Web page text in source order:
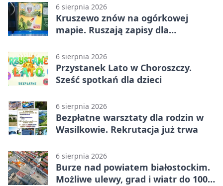
6 sierpnia 2026
Kruszewo znów na ogórkowej
mapie. Ruszają zapisy dla
6 sierpnia 2026
Przystanek Lato w Choroszczy.
Sześć spotkań dla dzieci
6 sierpnia 2026
Bezpłatne warsztaty dla rodzin w
Wasilkowie. Rekrutacja już trwa
6 sierpnia 2026
Burze nad powiatem białostockim.
Możliwe ulewy, grad i wiatr do 100